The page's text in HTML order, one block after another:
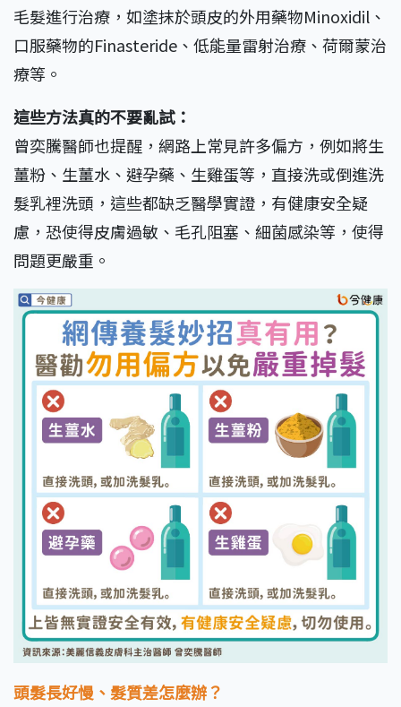
毛髮進行治療，如塗抹於頭皮的外用藥物Minoxidil、
口服藥物的Finasteride、低能量雷射治療、荷爾蒙治
療等。
這些方法真的不要亂試：
曾奕騰醫師也提醒，網路上常見許多偏方，例如將生
薑粉、生薑水、避孕藥、生雞蛋等，直接洗或倒進洗
髮乳裡洗頭，這些都缺乏醫學實證，有健康安全疑
慮，恐使得皮膚過敏、毛孔阻塞、細菌感染等，使得
問題更嚴重。
頭髮長好慢、髮質差怎麼辦？